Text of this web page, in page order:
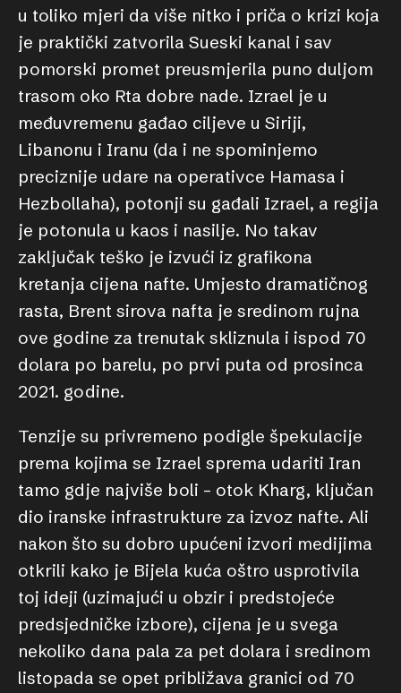
u toliko mjeri da više nitko i priča o krizi koja
je praktički zatvorila Sueski kanal i sav
pomorski promet preusmjerila puno duljom
trasom oko Rta dobre nade. Izrael je u
međuvremenu gađao ciljeve u Siriji,
Libanonu i Iranu (da i ne spominjemo
preciznije udare na operativce Hamasa i
Hezbollaha), potonji su gađali Izrael, a regija
je potonula u kaos i nasilje. No takav
zaključak teško je izvući iz grafikona
kretanja cijena nafte. Umjesto dramatičnog
rasta, Brent sirova nafta je sredinom rujna
ove godine za trenutak skliznula i ispod 70
dolara po barelu, po prvi puta od prosinca
2021. godine.
Tenzije su privremeno podigle špekulacije
prema kojima se Izrael sprema udariti Iran
tamo gdje najviše boli – otok Kharg, ključan
dio iranske infrastrukture za izvoz nafte. Ali
nakon što su dobro upućeni izvori medijima
otkrili kako je Bijela kuća oštro usprotivila
toj ideji (uzimajući u obzir i predstojeće
predsjedničke izbore), cijena je u svega
nekoliko dana pala za pet dolara i sredinom
listopada se opet približava granici od 70